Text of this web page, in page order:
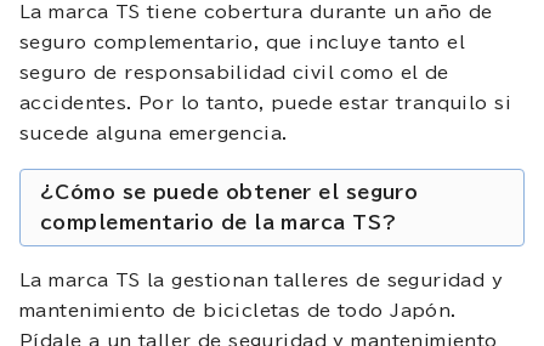
La marca TS tiene cobertura durante un año de
seguro complementario, que incluye tanto el
seguro de responsabilidad civil como el de
accidentes. Por lo tanto, puede estar tranquilo si
sucede alguna emergencia.
¿Cómo se puede obtener el seguro
complementario de la marca TS?
La marca TS la gestionan talleres de seguridad y
mantenimiento de bicicletas de todo Japón.
Pídale a un taller de seguridad y mantenimiento